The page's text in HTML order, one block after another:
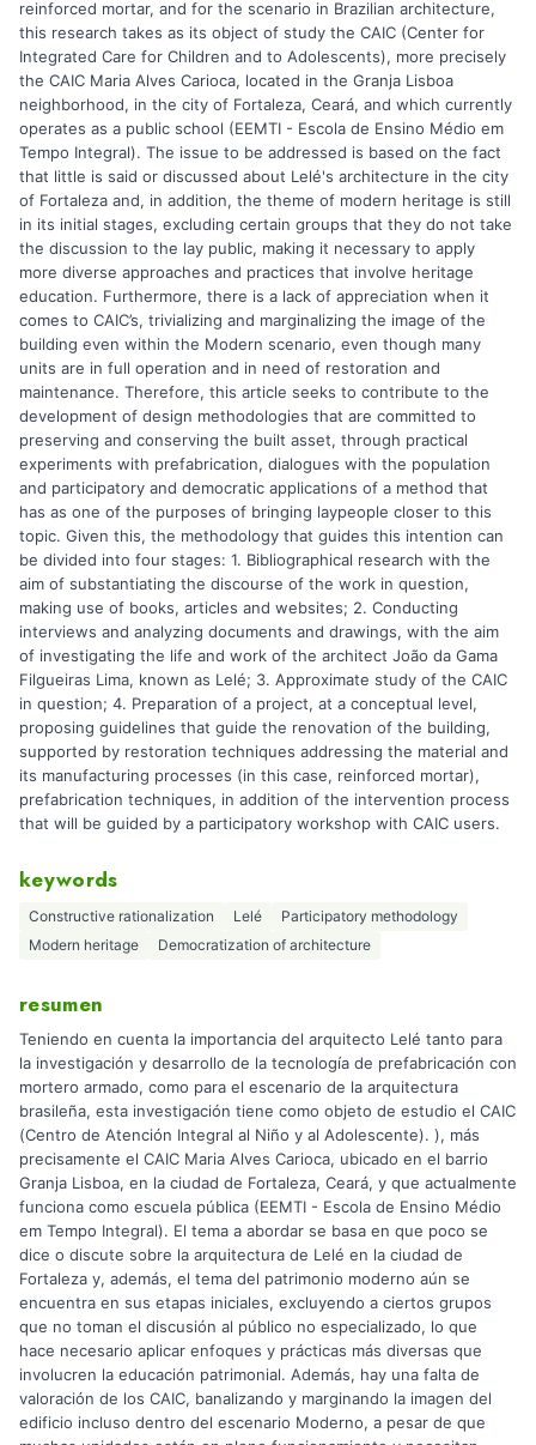
reinforced mortar, and for the scenario in Brazilian architecture,
this research takes as its object of study the CAIC (Center for
Integrated Care for Children and to Adolescents), more precisely
the CAIC Maria Alves Carioca, located in the Granja Lisboa
neighborhood, in the city of Fortaleza, Ceará, and which currently
operates as a public school (EEMTI - Escola de Ensino Médio em
Tempo Integral). The issue to be addressed is based on the fact
that little is said or discussed about Lelé's architecture in the city
of Fortaleza and, in addition, the theme of modern heritage is still
in its initial stages, excluding certain groups that they do not take
the discussion to the lay public, making it necessary to apply
more diverse approaches and practices that involve heritage
education. Furthermore, there is a lack of appreciation when it
comes to CAIC’s, trivializing and marginalizing the image of the
building even within the Modern scenario, even though many
units are in full operation and in need of restoration and
maintenance. Therefore, this article seeks to contribute to the
development of design methodologies that are committed to
preserving and conserving the built asset, through practical
experiments with prefabrication, dialogues with the population
and participatory and democratic applications of a method that
has as one of the purposes of bringing laypeople closer to this
topic. Given this, the methodology that guides this intention can
be divided into four stages: 1. Bibliographical research with the
aim of substantiating the discourse of the work in question,
making use of books, articles and websites; 2. Conducting
interviews and analyzing documents and drawings, with the aim
of investigating the life and work of the architect João da Gama
Filgueiras Lima, known as Lelé; 3. Approximate study of the CAIC
in question; 4. Preparation of a project, at a conceptual level,
proposing guidelines that guide the renovation of the building,
supported by restoration techniques addressing the material and
its manufacturing processes (in this case, reinforced mortar),
prefabrication techniques, in addition of the intervention process
that will be guided by a participatory workshop with CAIC users.
keywords
Constructive rationalization Lelé
Participatory methodology
Modern heritage
Democratization of architecture
resumen
Teniendo en cuenta la importancia del arquitecto Lelé tanto para
la investigación y desarrollo de la tecnología de prefabricación con
mortero armado, como para el escenario de la arquitectura
brasileña, esta investigación tiene como objeto de estudio el CAIC
(Centro de Atención Integral al Niño y al Adolescente). ), más
precisamente el CAIC Maria Alves Carioca, ubicado en el barrio
Granja Lisboa, en la ciudad de Fortaleza, Ceará, y que actualmente
funciona como escuela pública (EEMTI - Escola de Ensino Médio
em Tempo Integral). El tema a abordar se basa en que poco se
dice o discute sobre la arquitectura de Lelé en la ciudad de
Fortaleza y, además, el tema del patrimonio moderno aún se
encuentra en sus etapas iniciales, excluyendo a ciertos grupos
que no toman el discusión al público no especializado, lo que
hace necesario aplicar enfoques y prácticas más diversas que
involucren la educación patrimonial. Además, hay una falta de
valoración de los CAIC, banalizando y marginando la imagen del
edificio incluso dentro del escenario Moderno, a pesar de que